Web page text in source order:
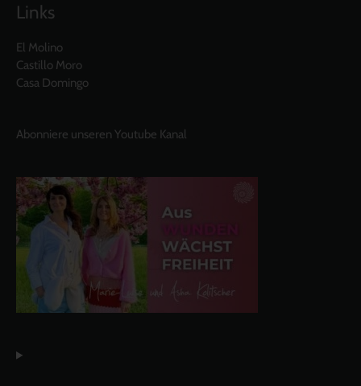
Links
El Molino
Castillo Moro
Casa Domingo
Abonniere unseren Youtube Kanal